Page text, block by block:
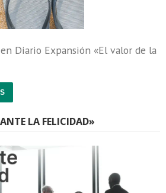
Diario Expansión «El valor de la
LA FELICIDAD»